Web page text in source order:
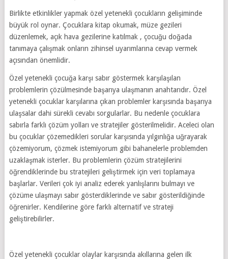
Birlikte etkinlikler yapmak özel yetenekli çocukların gelişiminde
büyük rol oynar. Çocuklara kitap okumak, müze gezileri
düzenlemek, açık hava gezilerine katılmak , çocuğu doğada
tanımaya çalışmak onların zihinsel uyarımlarına cevap vermek
açısından önemlidir.
Özel yetenekli çocuğa karşı sabır göstermek karşılaşılan
problemlerin çözülmesinde başarıya ulaşmanın anahtarıdır. Özel
yetenekli çocuklar karşılarına çıkan problemler karşısında başarıya
ulaşsalar dahi sürekli cevabı sorgularlar. Bu nedenle çocuklara
sabırla farklı çözüm yolları ve stratejiler gösterilmelidir. Aceleci olan
bu çocuklar çözemedikleri sorular karşısında yılgınlığa uğrayarak
çözemiyorum, çözmek istemiyorum gibi bahanelerle problemden
uzaklaşmak isterler. Bu problemlerin çözüm stratejilerini
öğrendiklerinde bu stratejileri geliştirmek için veri toplamaya
başlarlar. Verileri çok iyi analiz ederek yanlışlarını bulmayı ve
çözüme ulaşmayı sabır gösterdiklerinde ve sabır gösterildiğinde
öğrenirler. Kendilerine göre farklı alternatif ve strateji
geliştirebilirler.
Özel yetenekli çocuklar olaylar karşısında akıllarına gelen ilk